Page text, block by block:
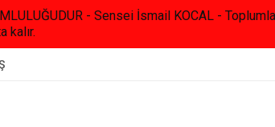
- Sensei İsmail KOCAL -
kalır.